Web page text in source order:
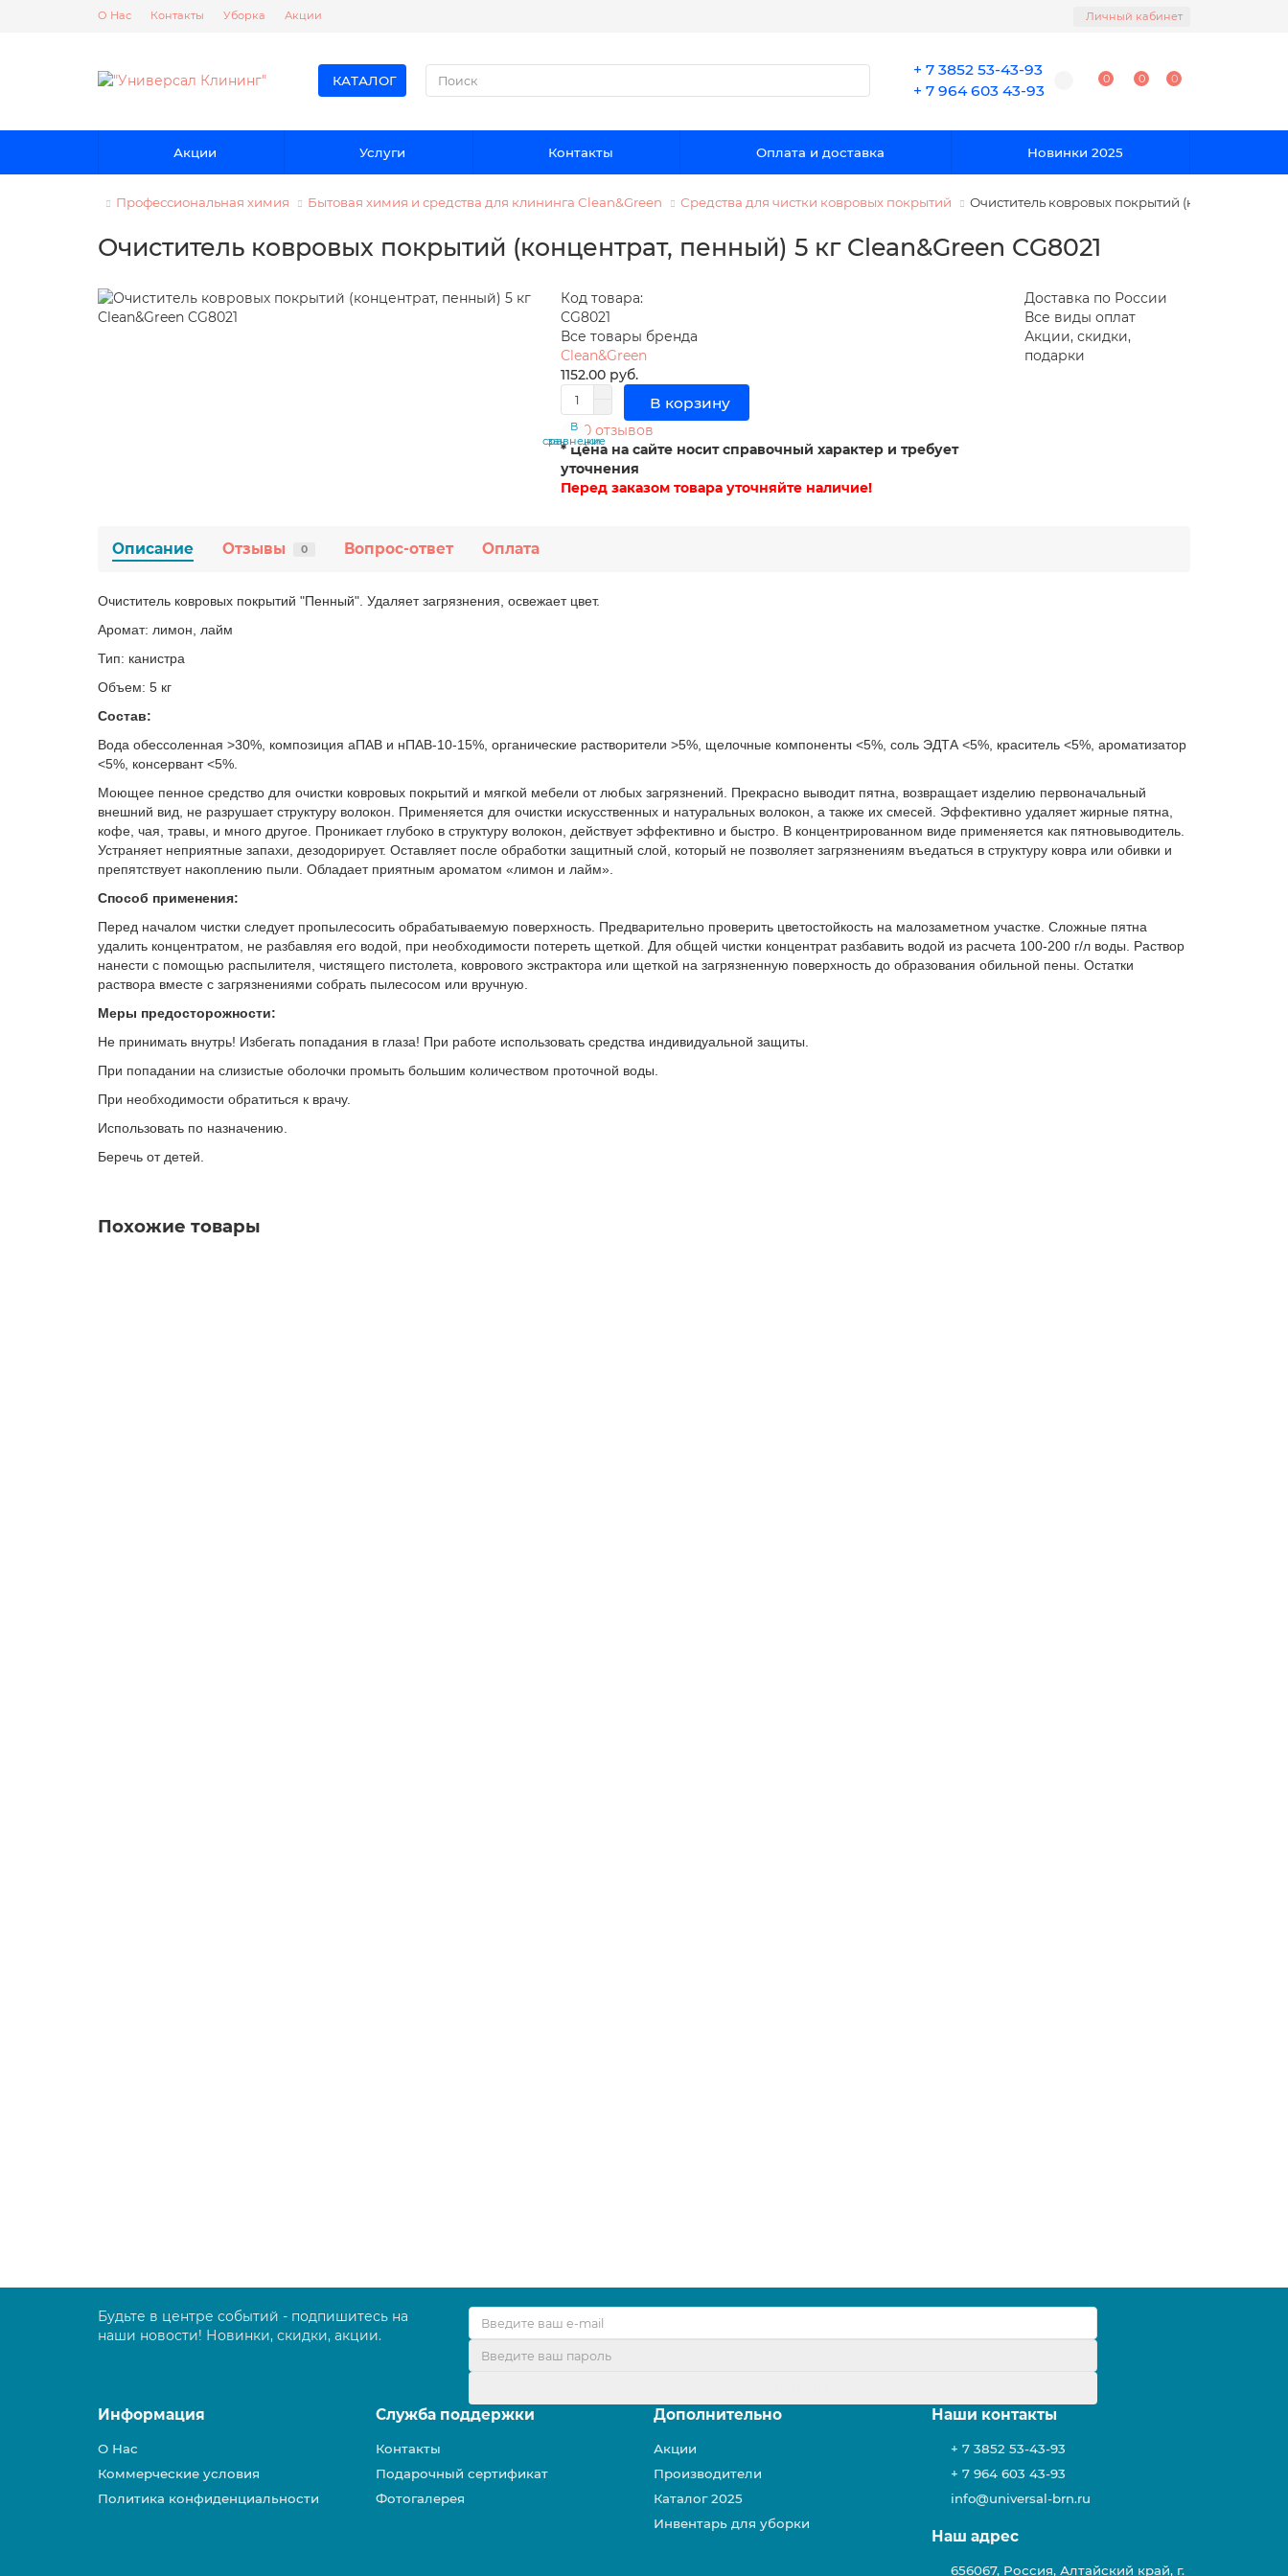
О Нас Контакты Уборка Акции Личный кабинет
КАТАЛОГ
+ 7 3852 53-43-93
+ 7 964 603 43-93
0 0 0
Акции Услуги Контакты Оплата и доставка Новинки 2025
Профессиональная химия Бытовая химия и средства для клининга Clean&Green Средства для чистки ковровых покрытий Очиститель ковровых покрытий (концентрат,
Очиститель ковровых покрытий (концентрат, пенный) 5 кг Clean&Green CG8021
Код товара:
CG8021
Все товары бренда
Clean&Green
1152.00 руб.
В корзину
В
закладки
В
сравнение
0 отзывов
* Цена на сайте носит справочный характер и требует
уточнения
Перед заказом товара уточняйте наличие!
Доставка по России
Все виды оплат
Акции, скидки,
подарки
Описание Отзывы 0 Вопрос-ответ Оплата
Очиститель ковровых покрытий "Пенный". Удаляет загрязнения, освежает цвет.
Аромат: лимон, лайм
Тип: канистра
Объем: 5 кг
Состав:
Вода обессоленная >30%, композиция аПАВ и нПАВ-10-15%, органические растворители >5%, щелочные компоненты <5%, соль ЭДТА <5%, краситель <5%, ароматизатор
<5%, консервант <5%.
Моющее пенное средство для очистки ковровых покрытий и мягкой мебели от любых загрязнений. Прекрасно выводит пятна, возвращает изделию первоначальный
внешний вид, не разрушает структуру волокон. Применяется для очистки искусственных и натуральных волокон, а также их смесей. Эффективно удаляет жирные пятна,
кофе, чая, травы, и много другое. Проникает глубоко в структуру волокон, действует эффективно и быстро. В концентрированном виде применяется как пятновыводитель.
Устраняет неприятные запахи, дезодорирует. Оставляет после обработки защитный слой, который не позволяет загрязнениям въедаться в структуру ковра или обивки и
препятствует накоплению пыли. Обладает приятным ароматом «лимон и лайм».
Способ применения:
Перед началом чистки следует пропылесосить обрабатываемую поверхность. Предварительно проверить цветостойкость на малозаметном участке. Сложные пятна
удалить концентратом, не разбавляя его водой, при необходимости потереть щеткой. Для общей чистки концентрат разбавить водой из расчета 100-200 г/л воды. Раствор
нанести с помощью распылителя, чистящего пистолета, коврового экстрактора или щеткой на загрязненную поверхность до образования обильной пены. Остатки
раствора вместе с загрязнениями собрать пылесосом или вручную.
Меры предосторожности:
Не принимать внутрь! Избегать попадания в глаза! При работе использовать средства индивидуальной защиты.
При попадании на слизистые оболочки промыть большим количеством проточной воды.
При необходимости обратиться к врачу.
Использовать по назначению.
Беречь от детей.
Похожие товары
Будьте в центре событий - подпишитесь на
наши новости! Новинки, скидки, акции.
Информация
О Нас
Коммерческие условия
Политика конфиденциальности
Служба поддержки
Контакты
Подарочный сертификат
Фотогалерея
Дополнительно
Акции
Производители
Каталог 2025
Инвентарь для уборки
Наши контакты
+ 7 3852 53-43-93
+ 7 964 603 43-93
info@universal-brn.ru
Наш адрес
656067, Россия, Алтайский край, г.